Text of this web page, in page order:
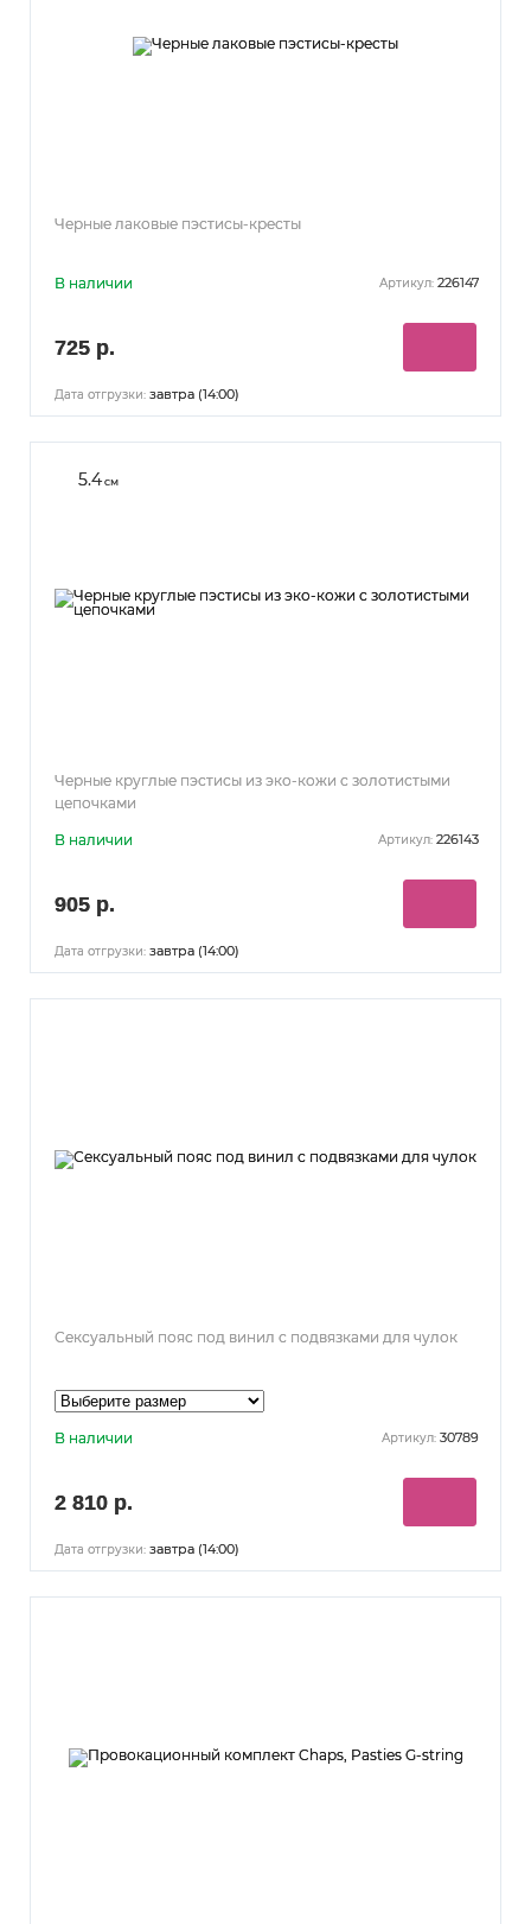
Черные лаковые пэстисы-кресты
В наличии Артикул: 226147
725 р.
Дата отгрузки: завтра (14:00)
5.4см
Черные круглые пэстисы из эко-кожи с золотистыми
цепочками
В наличии Артикул: 226143
905 р.
Дата отгрузки: завтра (14:00)
Сексуальный пояс под винил с подвязками для чулок
В наличии Артикул: 30789
2 810 р.
Дата отгрузки: завтра (14:00)